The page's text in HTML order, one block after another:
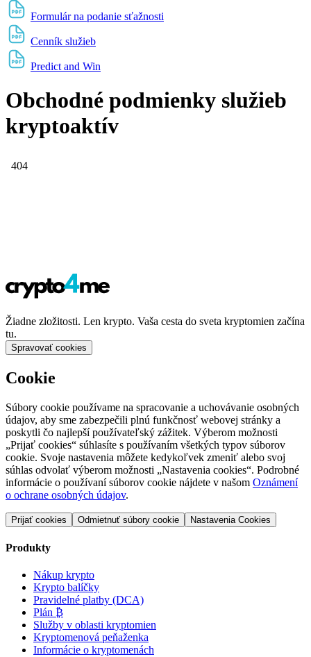
Formulár na podanie sťažnosti
Cenník služieb
Predict and Win
Obchodné podmienky služieb
kryptoaktív
Žiadne zložitosti. Len krypto. Vaša cesta do sveta kryptomien začína
tu.
Spravovať cookies
Cookie
Súbory cookie používame na spracovanie a uchovávanie osobných
údajov, aby sme zabezpečili plnú funkčnosť webovej stránky a
poskytli čo najlepší používateľský zážitek. Výberom možnosti
„Prijať cookies“ súhlasíte s používaním všetkých typov súborov
cookie. Svoje nastavenia môžete kedykoľvek zmeniť alebo svoj
súhlas odvolať výberom možnosti „Nastavenia cookies“. Podrobné
informácie o používaní súborov cookie nájdete v našom Oznámení
o ochrane osobných údajov.
Prijať cookies Odmietnuť súbory cookie Nastavenia Cookies
Produkty
Nákup krypto
Krypto balíčky
Pravidelné platby (DCA)
Plán ₿
Služby v oblasti kryptomien
Kryptomenová peňaženka
Informácie o kryptomenách